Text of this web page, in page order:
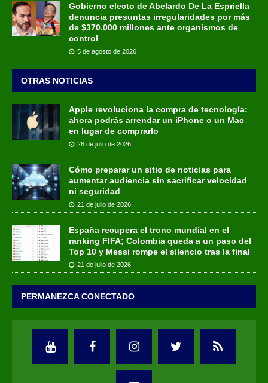
Gobierno electo de Abelardo De La Espriella
denuncia presuntas irregularidades por más
de $370.000 millones ante organismos de
control
5 de agosto de 2026
OTRAS NOTICIAS
Apple revoluciona la compra de tecnología:
ahora podrás arrendar un iPhone o un Mac
en lugar de comprarlo
28 de julio de 2026
Cómo preparar un sitio de noticias para
aumentar audiencia sin sacrificar velocidad
ni seguridad
21 de julio de 2026
España recupera el trono mundial en el
ranking FIFA; Colombia queda a un paso del
Top 10 y Messi rompe el silencio tras la final
21 de julio de 2026
PERMANEZCA CONECTADO